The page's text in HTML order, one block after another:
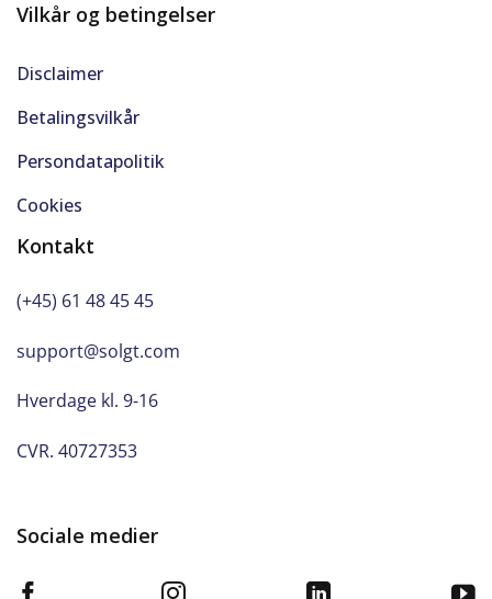
Vilkår og betingelser
Disclaimer
Betalingsvilkår
Persondatapolitik
Cookies
Kontakt
(+45) 61 48 45 45
support@solgt.com
Hverdage kl. 9-16
CVR. 40727353
Sociale medier